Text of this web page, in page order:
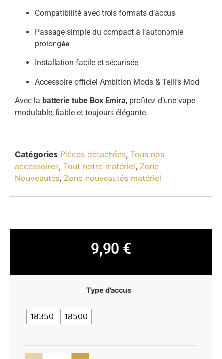
Compatibilité avec trois formats d’accus
Passage simple du compact à l’autonomie
prolongée
Installation facile et sécurisée
Accessoire officiel Ambition Mods & Telli’s Mod
Avec la batterie tube Box Emira, profitez d’une vape
modulable, fiable et toujours élégante.
Catégories Pièces détachées, Tous nos
accessoires, Tout notre matériel, Zone
Nouveautés, Zone nouveautés matériel
9,90 €
Type d'accus
18350 18500